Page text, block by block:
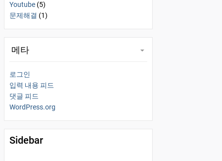
Youtube (5)
문제해결 (1)
메타
로그인
입력 내용 피드
댓글 피드
WordPress.org
Sidebar